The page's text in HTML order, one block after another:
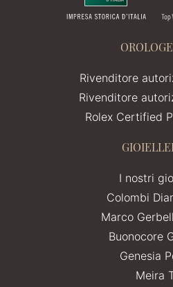
Rivenditore
Rivenditore
Rolex Certified
I nostri
Colombi
Marco
Buonocore
Genesia
Meira